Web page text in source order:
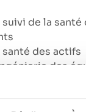
de la santé
des actifs
des
wagons-